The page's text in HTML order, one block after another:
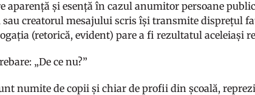
și esență în cazul anumitor persoane
creatorul mesajului scris își transmite disprețul
(retorică, evident) pare a fi rezultatul aceleiași
„De ce nu?”
numite de copii și chiar de profii din școală,